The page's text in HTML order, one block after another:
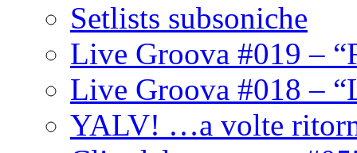
Setlists subsoniche
Live Groova #019 –
Live Groova #018 –
YALV! …a volte